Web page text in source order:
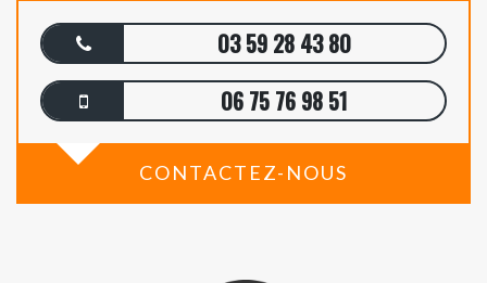
03 59 28 43 80
06 75 76 98 51
CONTACTEZ-NOUS